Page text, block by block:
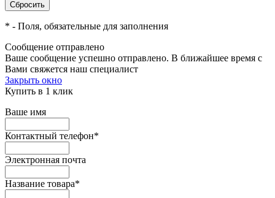
* - Поля, обязательные для заполнения
Сообщение отправлено
Ваше сообщение успешно отправлено. В ближайшее время с
Вами свяжется наш специалист
Закрыть окно
Купить в 1 клик
Ваше имя
Контактный телефон*
Электронная почта
Название товара*